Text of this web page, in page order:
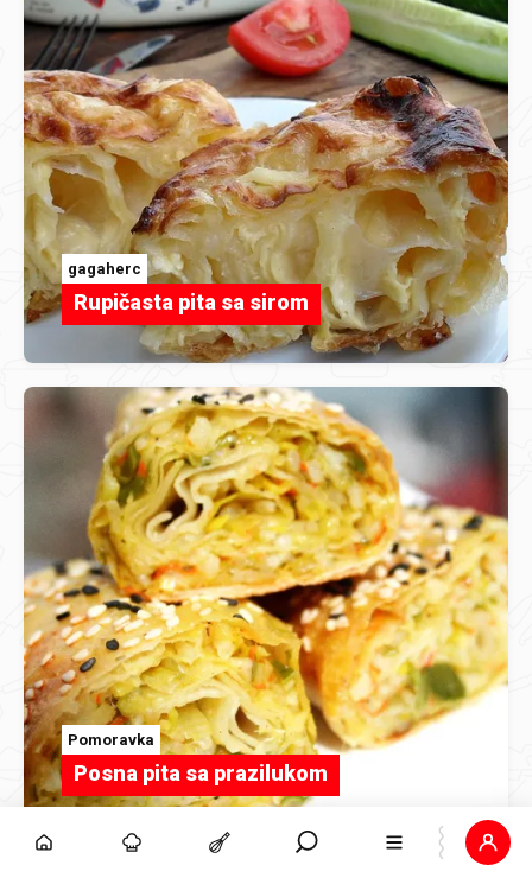
gagaherc
Rupičasta pita sa sirom
Pomoravka
Posna pita sa prazilukom